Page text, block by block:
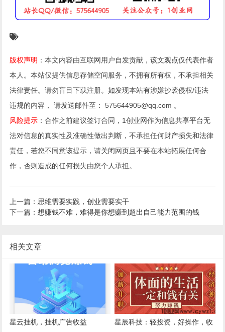
版权声明 ：本文内容由互联网用户自发贡献，该文观点仅代表作者
本人。本站仅提供信息存储空间服务，不拥有所有权，不承担相关
法律责任。请勿盲目下载注册。如发现本站有涉嫌抄袭侵权/违法
违规的内容， 请发送邮件至： 575644905@qq.com 。
风险提示 ：合作之前建议签订合同，1创业网作为信息共享平台无
法对信息的真实性及准确性做出判断，不承担任何财产损失和法律
责任，若您不同意该提示，请关闭网页且不要在本站拓展任何合
作，否则造成的任何损失由您个人承担。
上一篇：思维需要实践，创业需要实干
下一篇：想赚钱不难，难得是你想赚到超出自己能力范围的钱
相关文章
星云挂机，挂机广告收益
星辰科技：轻投资，好操作，收